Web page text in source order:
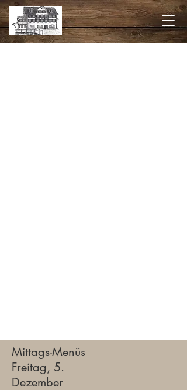
Mittags-Menüs
Freitag, 5.
Dezember